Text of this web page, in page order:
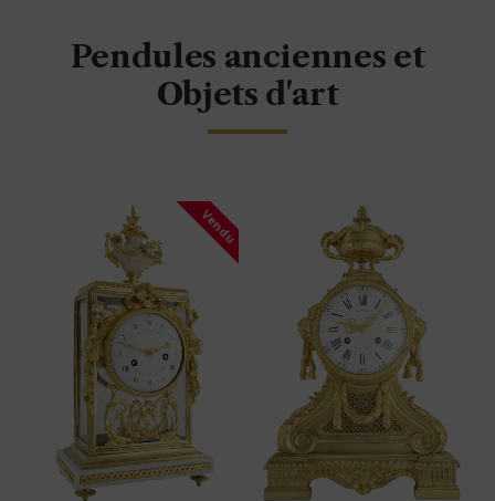
Pendules anciennes et
Objets d'art
Vendu